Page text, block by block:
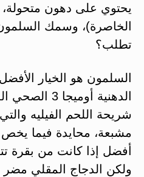
يحتوي على دهون
الخاصرة)، وسمك
تطلب؟
السلمون هو الخيار
الدهنية
شريحة اللحم الفيليه
مشبعة، محايدة فيما
أفضل إذا كانت من بقرة
ولكن الدجاج المقلي مضر